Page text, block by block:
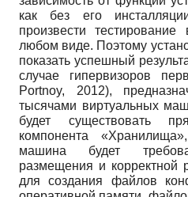
как без его
произвести
любом виде. Поэтому
показать успешный
случае гипервизоров
Portnoy, 2012),
тысячами виртуальных
будет существовать
компонента
машина будет
размещения и корректной
для создания файлов